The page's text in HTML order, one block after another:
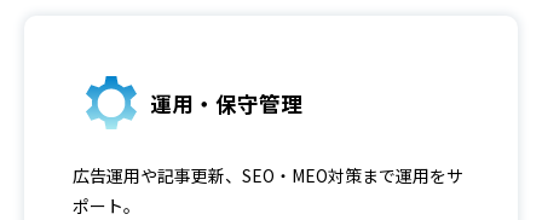
運用・保守管理
広告運用や記事更新、SEO・MEO対策まで運用をサ
ポート。